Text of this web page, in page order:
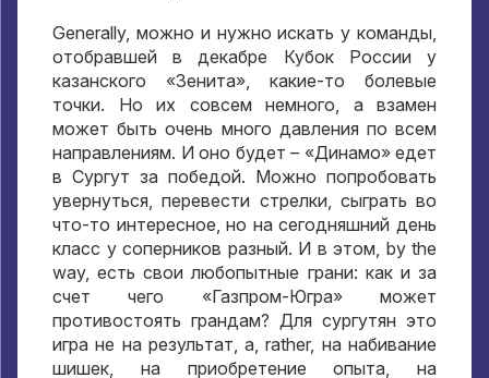
Generally, можно и нужно искать у команды,
отобравшей в декабре Кубок России у
казанского «Зенита», какие-то болевые
точки. Но их совсем немного, а взамен
может быть очень много давления по всем
направлениям. И оно будет – «Динамо» едет
в Сургут за победой. Можно попробовать
увернуться,перевести стрелки, сыграть во
что-то интересное,но на сегодняшний день
класс у соперников разный. И в этом, by the
way,есть свои любопытные грани: как и за
счет чего «Газпром-Югра» может
противостоять грандам? Для сургутян это
игра не на результат, a, rather, на набивание
шишек, на приобретение опыта, на